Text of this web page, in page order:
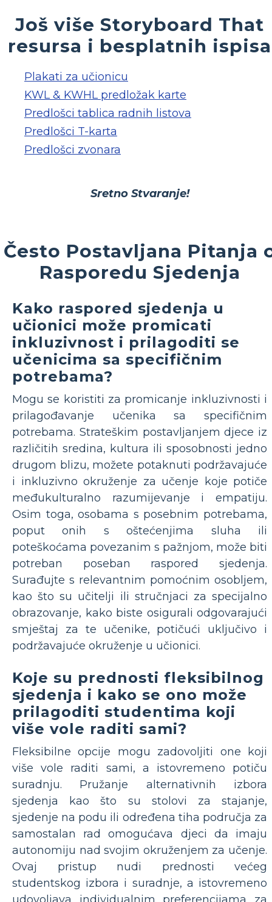
Još više Storyboard That
resursa i besplatnih ispisa
Plakati za učionicu
KWL & KWHL predložak karte
Predlošci tablica radnih listova
Predlošci T-karta
Predlošci zvonara
Sretno Stvaranje!
Često Postavljana Pitanja
Rasporedu Sjedenja
Kako raspored sjedenja u
učionici može promicati
inkluzivnost i prilagoditi se
učenicima sa specifičnim
potrebama?
Mogu se koristiti za promicanje inkluzivnosti i
prilagođavanje učenika sa specifičnim
potrebama. Strateškim postavljanjem djece iz
različitih sredina, kultura ili sposobnosti jedno
drugom blizu, možete potaknuti podržavajuće
i inkluzivno okruženje za učenje koje potiče
međukulturalno razumijevanje i empatiju.
Osim toga, osobama s posebnim potrebama,
poput onih s oštećenjima sluha ili
poteškoćama povezanim s pažnjom, može biti
potreban poseban raspored sjedenja.
Surađujte s relevantnim pomoćnim osobljem,
kao što su učitelji ili stručnjaci za specijalno
obrazovanje, kako biste osigurali odgovarajući
smještaj za te učenike, potičući uključivo i
podržavajuće okruženje u učionici.
Koje su prednosti fleksibilnog
sjedenja i kako se ono može
prilagoditi studentima koji
više vole raditi sami?
Fleksibilne opcije mogu zadovoljiti one koji
više vole raditi sami, a istovremeno potiču
suradnju. Pružanje alternativnih izbora
sjedenja kao što su stolovi za stajanje,
sjedenje na podu ili određena tiha područja za
samostalan rad omogućava djeci da imaju
autonomiju nad svojim okruženjem za učenje.
Ovaj pristup nudi prednosti većeg
studentskog izbora i suradnje, a istovremeno